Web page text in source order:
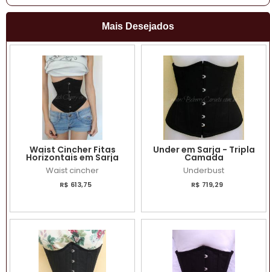
Mais Desejados
Waist Cincher Fitas
Horizontais em Sarja
Waist cincher
R$ 613,75
Under em Sarja - Tripla
Camada
Underbust
R$ 719,29